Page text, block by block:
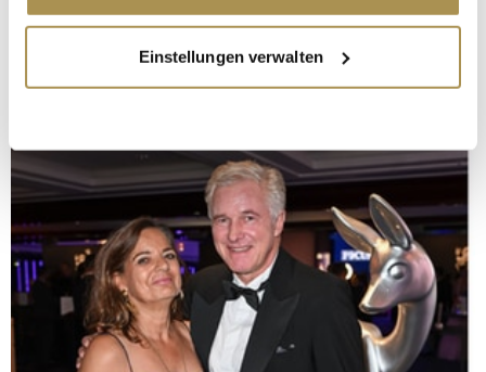
Informationen über Ihre geografische Lage
erfassen, welche bis auf einige Meter genau sein
bestimmten Merkmalen (Fingerprinting) identifizieren
Erfahren Sie mehr darüber, wie Ihre persönlichen Daten
verarbeitet werden, und legen Sie Ihre Präferenzen im
Abschnitt Einzelheiten
fest.
Wir verwenden Cookies, um Inhalte und Anzeigen zu
personalisieren, Funktionen für soziale Medien anbieten
zu können und die Zugriffe auf unsere Website zu
Einstellungen verwalten